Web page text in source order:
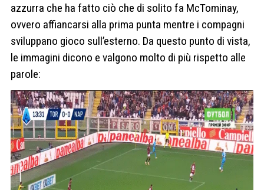
azzurra che ha fatto ciò che di solito fa McTominay,
ovvero affiancarsi alla prima punta mentre i compagni
sviluppano gioco sull’esterno. Da questo punto di vista,
le immagini dicono e valgono molto di più rispetto alle
parole: